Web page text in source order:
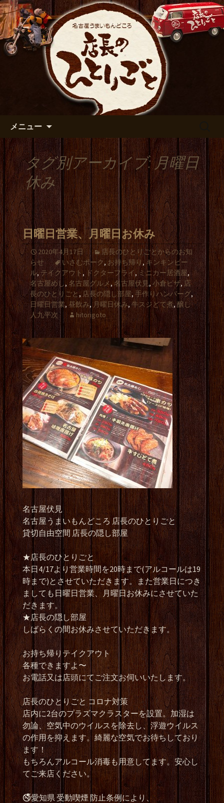
名古屋市伏見の居酒屋【店長の
ひとりごと】のブログ
出張や観光に名古屋めしがおすすめで
す
メニュー
タグ別アーカイブ: 月曜日
休み
日曜日営業、月曜日お休み
2020年4月17日
店長のひとりごとからのお知
らせ
いさむポーク, お持ち帰り ,キンキンビー
ル,テイクアウト , ドクターフライ, ミニカー居酒屋,
名古屋めし, 名古屋グルメ, 名古屋伏見, 小倉ピザ, 店
長のひとりごと, 店長の隠し部屋, 手作りハンバーグ,
日曜日営業, 昼飲み,月曜日休み, 牛スジどて煮, 醸し
人九平次
hitorigoto
名古屋伏見
名古屋うまいもんどころ 店長のひとりごと
貸切自由空間 店長の隠し部屋
★店長のひとりごと
本日4/17より営業時間を20時まで(アルコールは19
時まで)とさせていただきます。また営業日につき
ましても日曜日営業、月曜日お休みにさせていた
だきます。
★店長の隠し部屋
しばらくの間お休みさせていただきます。
お持ち帰りテイクアウト
各種できますよ〜
お電話又は店頭にてご注文お伺いいたします。
店長のひとりごと コロナ対策
店内に2台のプラズマクラスターを設置。加湿は
勿論、空気中のウイルスを除去し、浮遊ウイルス
の作用を抑えます。綺麗な空気でお待ちしており
ます！
もちろんアルコール消毒も用意してます。安心し
てご来店ください。
🚭愛知県 受動喫煙 防止条例により、